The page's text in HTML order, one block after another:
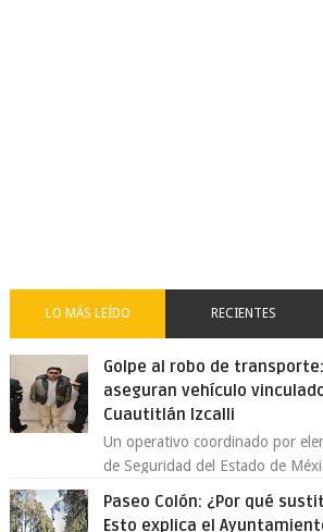
LO MÁS LEÍDO RECIENTES
Golpe al robo de
aseguran vehículo
Cuautitlán Izcalli
Un operativo coordinado por
de Seguridad del Estado de
Paseo Colón: ¿Por qué
Esto explica el